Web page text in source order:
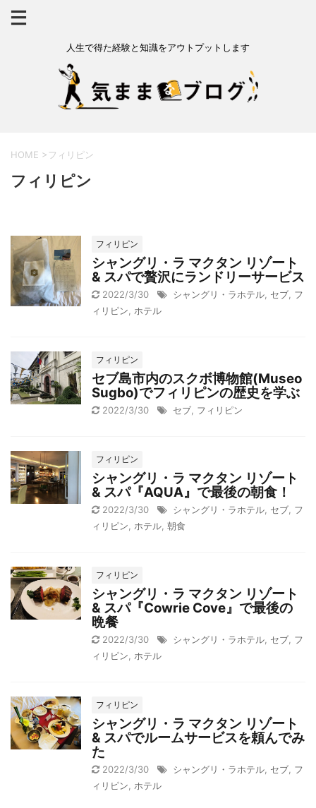
人生で得た経験と知識をアウトプットします
HOME > フィリピン
フィリピン
フィリピン
シャングリ・ラ マクタン リゾート
& スパで贅沢にランドリーサービス
2022/3/30 シャングリ・ラホテル セブ フ
ィリピン
ホテル
フィリピン
セブ島市内のスクボ博物館(Museo
Sugbo)でフィリピンの歴史を学ぶ
2022/3/30 セブ フィリピン
フィリピン
シャングリ・ラ マクタン リゾート
& スパ『AQUA』で最後の朝食！
2022/3/30 シャングリ・ラホテル セブ フ
ィリピン
ホテル 朝食
フィリピン
シャングリ・ラ マクタン リゾート
& スパ『Cowrie Cove』で最後の
晩餐
2022/3/30 シャングリ・ラホテル セブ フ
ィリピン
ホテル
フィリピン
シャングリ・ラ マクタン リゾート
& スパでルームサービスを頼んでみ
た
2022/3/30 シャングリ・ラホテル セブ フ
ィリピン
ホテル